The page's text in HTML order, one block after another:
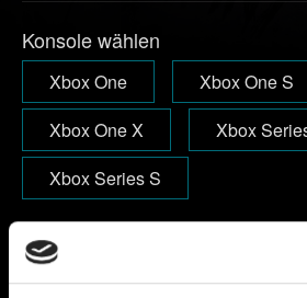
Konsole wählen
Xbox One
Xbox One S
Xbox One X
Xbox
Xbox Series S
E-Mail (Tippfehler vermeiden!)